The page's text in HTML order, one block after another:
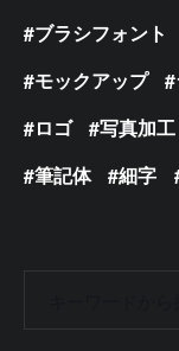
ブラシフォント
モックアップ
ロゴ
写真加工
筆記体
細字